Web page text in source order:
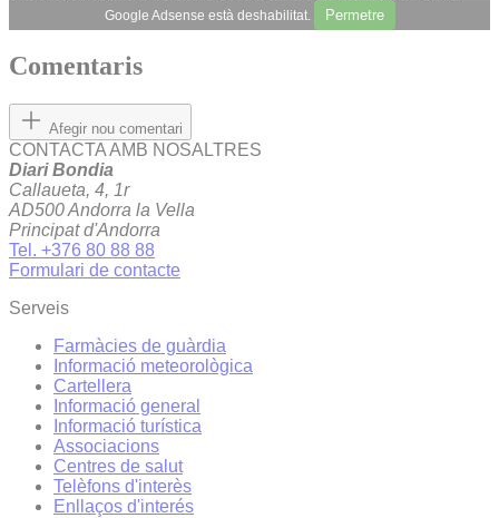
Google Adsense està deshabilitat. Permetre
Comentaris
Afegir nou comentari
CONTACTA AMB NOSALTRES
Diari Bondia
Callaueta, 4, 1r
AD500 Andorra la Vella
Principat d'Andorra
Tel. +376 80 88 88
Formulari de contacte
Serveis
Farmàcies de guàrdia
Informació meteorològica
Cartellera
Informació general
Informació turística
Associacions
Centres de salut
Telèfons d'interès
Enllaços d'interés